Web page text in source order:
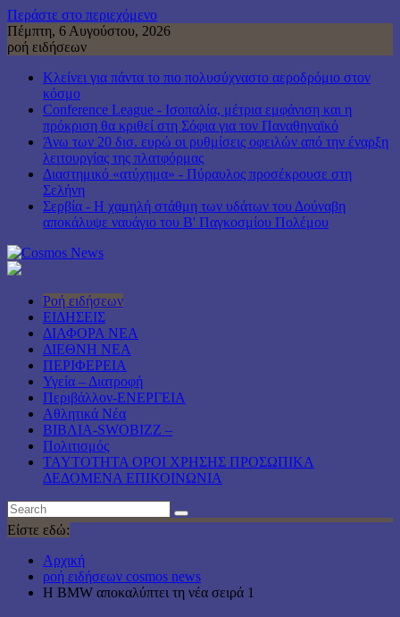
Περάστε στο περιεχόμενο
Πέμπτη, 6 Αυγούστου, 2026
ροή ειδήσεων
Κλείνει για πάντα το πιο πολυσύχναστο αεροδρόμιο στον
κόσμο
Conference League - Ισοπαλία, μέτρια εμφάνιση και η
πρόκριση θα κριθεί στη Σόφια για τον Παναθηναϊκό
Άνω των 20 δισ. ευρώ οι ρυθμίσεις οφειλών από την έναρξη
λειτουργίας της πλατφόρμας
Διαστημικό «ατύχημα» - Πύραυλος προσέκρουσε στη
Σελήνη
Σερβία - Η χαμηλή στάθμη των υδάτων του Δούναβη
αποκάλυψε ναυάγιο του Β' Παγκοσμίου Πολέμου
Ροή ειδήσεων
ΕΙΔΗΣΕΙΣ
ΔΙΑΦΟΡΑ ΝΕΑ
ΔΙΕΘΝΗ ΝΕΑ
ΠΕΡΙΦΕΡΕΙΑ
Υγεία – Διατροφή
Περιβάλλον-ΕΝΕΡΓΕΙΑ
Αθλητικά Νέα
ΒΙΒΛΙΑ-SWOBIZZ –
Πολιτισμός
TAYTOTHTA ΟΡΟΙ ΧΡΗΣΗΣ ΠΡΟΣΩΠΙΚΑ
ΔΕΔΟΜΕΝΑ ΕΠΙΚΟΙΝΩΝΙΑ
Είστε εδώ:
Αρχική
ροή ειδήσεων cosmos news
Η BMW αποκαλύπτει τη νέα σειρά 1